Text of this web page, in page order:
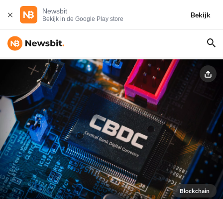
Newsbit
Bekijk in de Google Play store
Bekijk
Blockchain